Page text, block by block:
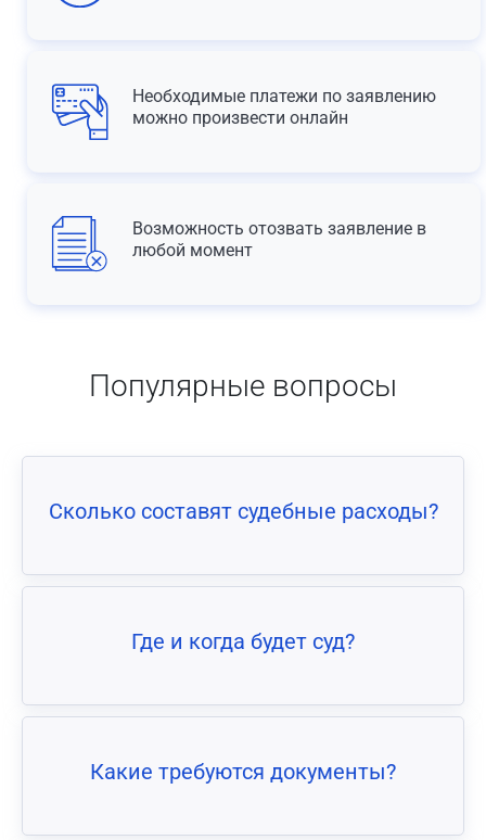
Необходимые платежи по заявлению
можно произвести онлайн
Возможность отозвать заявление в
любой момент
Популярные вопросы
Сколько составят судебные расходы?
Где и когда будет суд?
Какие требуются документы?